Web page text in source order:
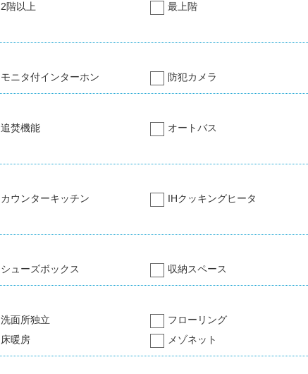
2階以上 最上階
モニタ付インターホン 防犯カメラ
追焚機能 オートバス
カウンターキッチン IHクッキングヒータ
シューズボックス 収納スペース
洗面所独立 フローリング
床暖房 メゾネット